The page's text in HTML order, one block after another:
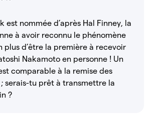
est nommée d’après Hal Finney, la
à avoir reconnu le phénomène
plus d’être la première à recevoir
Nakamoto en personne ! Un
comparable à la remise des
; serais-tu prêt à transmettre la
?